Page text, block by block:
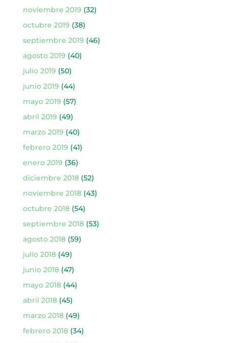
noviembre 2019 (32)
octubre 2019 (38)
septiembre 2019 (46)
agosto 2019 (40)
julio 2019 (50)
junio 2019 (44)
mayo 2019 (57)
abril 2019 (49)
marzo 2019 (40)
febrero 2019 (41)
enero 2019 (36)
diciembre 2018(52)
noviembre 2018(43)
octubre 2018(54)
septiembre 2018(53)
agosto 2018(59)
julio 2018(49)
junio 2018(47)
mayo 2018(44)
abril 2018(45)
marzo 2018(49)
febrero 2018(34)